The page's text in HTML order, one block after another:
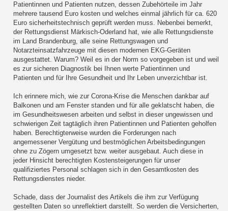
Patientinnen und Patienten nutzen, dessen Zubehörteile im Jahr
mehrere tausend Euro kosten und welches einmal jährlich für ca. 620
Euro sicherheitstechnisch geprüft werden muss. Nebenbei bemerkt,
der Rettungsdienst Märkisch-Oderland hat, wie alle Rettungsdienste
im Land Brandenburg, alle seine Rettungswagen und
Notarzteinsatzfahrzeuge mit diesen modernen EKG-Geräten
ausgestattet. Warum? Weil es in der Norm so vorgegeben ist und weil
es zur sicheren Diagnostik bei Ihnen werte Patientinnen und
Patienten und für Ihre Gesundheit und Ihr Leben unverzichtbar ist.
Ich erinnere mich, wie zur Corona-Krise die Menschen dankbar auf
Balkonen und am Fenster standen und für alle geklatscht haben, die
im Gesundheitswesen arbeiten und selbst in dieser ungewissen und
schwierigen Zeit tagtäglich ihren Patientinnen und Patienten geholfen
haben. Berechtigterweise wurden die Forderungen nach
angemessener Vergütung und bestmöglichen Arbeitsbedingungen
ohne zu Zögern umgesetzt bzw. weiter ausgebaut. Auch diese in
jeder Hinsicht berechtigten Kostensteigerungen für unser
qualifiziertes Personal schlagen sich in den Gesamtkosten des
Rettungsdienstes nieder.
Schade, dass der Journalist des Artikels die ihm zur Verfügung
gestellten Daten so unreflektiert darstellt. So werden die Versicherten,